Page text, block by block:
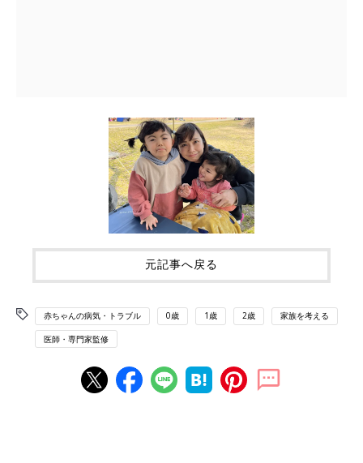
元記事へ戻る
赤ちゃんの病気・トラブル 0歳 1歳 2歳 家族を考える
医師・専門家監修